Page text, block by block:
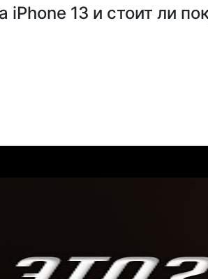
iPhone 13 и стоит ли